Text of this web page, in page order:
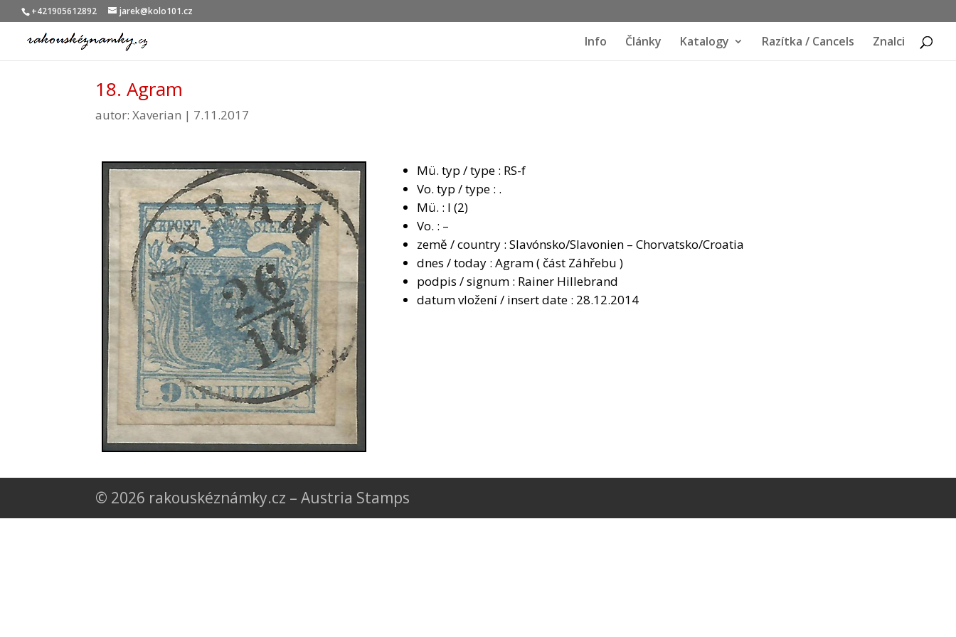
+421905612892 jarek@kolo101.cz
Info Články Katalogy Razítka / Cancels Znalci
18. Agram
autor:Xaverian | 7.11.2017
Mü. typ / type : RS-f
Vo. typ / type : .
Mü. : I (2)
Vo. : –
země / country : Slavónsko/Slavonien – Chorvatsko/Croatia
dnes / today : Agram ( část Záhřebu )
podpis / signum : Rainer Hillebrand
datum vložení / insert date : 28.12.2014
© 2026 rakouskéznámky.cz – Austria Stamps